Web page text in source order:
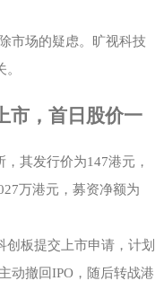
市场的疑虑。旷视科技
市，首日股价一
其发行价为147港元，
万港元，募资净额为
创板提交上市申请，计划
动撤回IPO，随后转战港